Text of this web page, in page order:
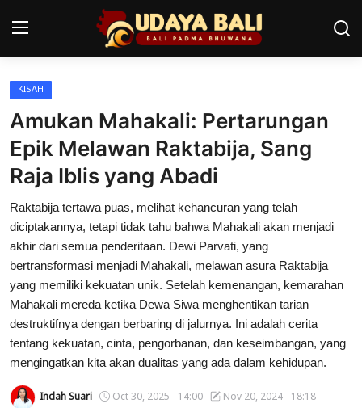
Home
Pura
Desa Adat
Tradisi
Kearifan lokal
Alam Bali
Seni
Kisah
Usadha
KISAH
Amukan Mahakali: Pertarungan
Epik Melawan Raktabija, Sang
Raja Iblis yang Abadi
Raktabija tertawa puas, melihat kehancuran yang telah
diciptakannya, tetapi tidak tahu bahwa Mahakali akan menjadi
akhir dari semua penderitaan. Dewi Parvati, yang
bertransformasi menjadi Mahakali, melawan asura Raktabija
yang memiliki kekuatan unik. Setelah kemenangan, kemarahan
Mahakali mereda ketika Dewa Siwa menghentikan tarian
destruktifnya dengan berbaring di jalurnya. Ini adalah cerita
tentang kekuatan, cinta, pengorbanan, dan keseimbangan, yang
mengingatkan kita akan dualitas yang ada dalam kehidupan.
Indah Suari Oct 30, 2025 - 14:00 Nov 20, 2024 - 18:18